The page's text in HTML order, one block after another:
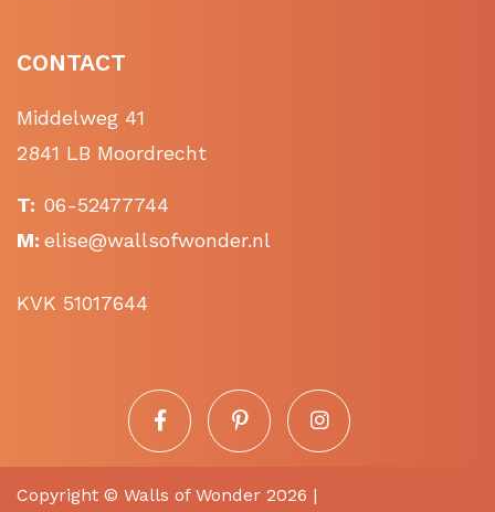
CONTACT
Middelweg 41
2841 LB Moordrecht
T: 06-52477744
M: elise@wallsofwonder.nl
KVK 51017644
Copyright © Walls of Wonder 2026 |